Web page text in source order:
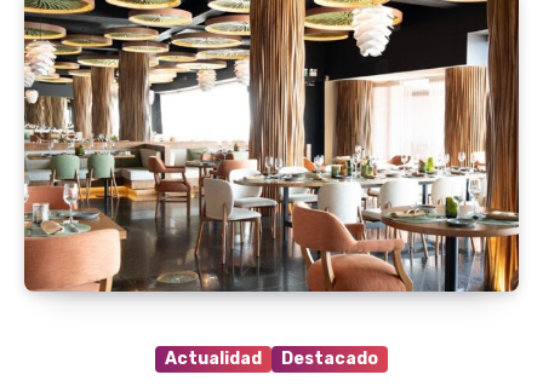
Actualidad Destacado